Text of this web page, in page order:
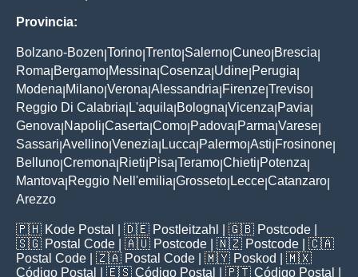
Provincia:
Bolzano-Bozen Torino Trento Salerno Cuneo Brescia
Roma Bergamo Messina Cosenza Udine Perugia
Modena Milano Verona Alessandria Firenze Treviso
Reggio Di Calabria L'aquila Bologna Vicenza Pavia
Genova Napoli Caserta Como Padova Parma Varese
Sassari Avellino Venezia Lucca Palermo Asti Frosinone
Belluno Cremona Rieti Pisa Teramo Chieti Potenza
Mantova Reggio Nell'emilia Grosseto Lecce Catanzaro
Arezzo
🇵🇭 Kode Postal | 🇩🇪 Postleitzahl | 🇬🇧 Postcode
🇸🇬 Postal Code | 🇦🇺 Postcode | 🇳🇿 Postcode | 🇨🇦
Postal Code | 🇿🇦 Postal Code | 🇲🇾 Poskod
| 🇲🇽
Código Postal
| 🇪🇸 Código Postal | 🇵🇹 Código Postal